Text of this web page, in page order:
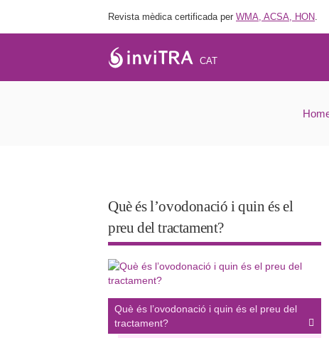
Revista mèdica certificada per WMA, ACSA, HON.
CAT
Què és
Què és l’ovodonació i quin és el
preu del tractament?
Què és l’ovodonació i quin és el preu del
tractament?